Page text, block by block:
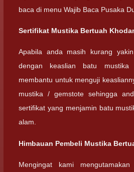
baca di menu Wajib Baca Pusaka
Sertifikat Mustika Bertuah
Apabila anda masih kurang
dengan keaslian batu
membantu untuk menguji
mustika / gemstote sehingga
sertifikat yang menjamin batu
alam.
Himbauan Pembeli Mustika
Mengingat kami